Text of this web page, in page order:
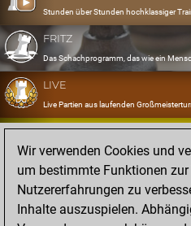
Stunden über Stunden hochklassiger
FRITZ
Das Schachprogramm, das wie ein
LIVE
Live Partien aus laufenden
OPENINGS
Erfassen und Üben Sie Ihr
DATABASE
Acht Millionen starke Partien
Wir verwenden Cookies und
um bestimmte Funktionen
Nutzererfahrungen zu
Inhalte auszuspielen.